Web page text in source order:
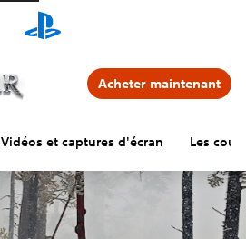
Vidéos et captures d'écran Les
Acheter maintenant